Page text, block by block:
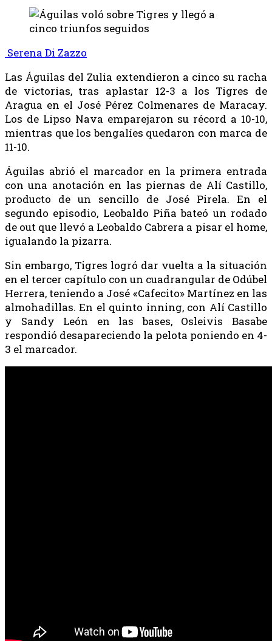
Serena Di Zazzo
Las Águilas del Zulia extendieron a cinco su racha
de victorias, tras aplastar 12-3 a los Tigres de
Aragua en el José Pérez Colmenares de Maracay.
Los de Lipso Nava emparejaron su récord a 10-10,
mientras que los bengalíes quedaron con marca de
11-10.
Águilas abrió el marcador en la primera entrada
con una anotación en las piernas de Alí Castillo,
producto de un sencillo de José Pirela. En el
segundo episodio, Leobaldo Piña bateó un rodado
de out que llevó a Leobaldo Cabrera a pisar el home,
igualando la pizarra.
Sin embargo, Tigres logró dar vuelta a la situación
en el tercer capítulo con un cuadrangular de Odúbel
Herrera, teniendo a José «Cafecito» Martínez en las
almohadillas. En el quinto inning, con Alí Castillo
y Sandy León en las bases, Osleivis Basabe
respondió desapareciendo la pelota poniendo en 4-
3 el marcador.